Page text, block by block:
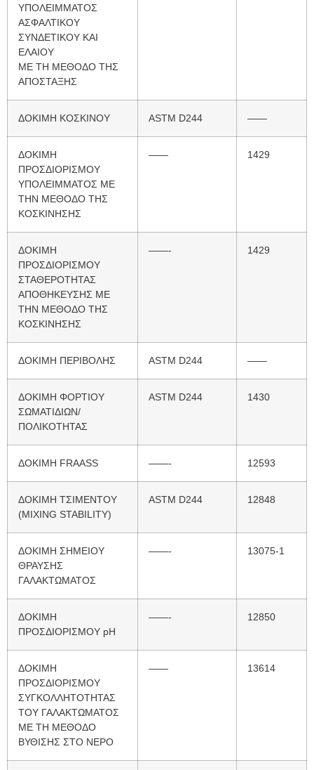
ΥΠΟΛΕΙΜΜΑΤΟΣ
ΑΣΦΑΛΤΙΚΟΥ
ΣΥΝΔΕΤΙΚΟΥ ΚΑΙ
ΕΛΑΙΟΥ
ΜΕ ΤΗ ΜΕΘΟΔΟ ΤΗΣ
ΑΠΟΣΤΑΞΗΣ
ΔΟΚΙΜΗ ΚΟΣΚΙΝΟΥ ASTM D244 ——
ΔΟΚΙΜΗ
ΠΡΟΣΔΙΟΡΙΣΜΟΥ
ΥΠΟΛΕΙΜΜΑΤΟΣ ΜΕ
ΤΗΝ ΜΕΘΟΔΟ ΤΗΣ
ΚΟΣΚΙΝΗΣΗΣ
—— 1429
ΔΟΚΙΜΗ
ΠΡΟΣΔΙΟΡΙΣΜΟΥ
ΣΤΑΘΕΡΟΤΗΤΑΣ
ΑΠΟΘΗΚΕΥΣΗΣ ΜΕ
ΤΗΝ ΜΕΘΟΔΟ ΤΗΣ
ΚΟΣΚΙΝΗΣΗΣ
——- 1429
ΔΟΚΙΜΗ ΠΕΡΙΒΟΛΗΣ ASTM D244 ——
ΔΟΚΙΜΗ ΦΟΡΤΙOY
ΣΩΜΑΤΙΔΙΩΝ/
ΠΟΛΙΚΟΤΗΤΑΣ
ASTM D244 1430
ΔΟΚΙΜΗ FRAΑSS ——- 12593
ΔΟΚΙΜΗ ΤΣΙΜΕΝΤΟΥ
(MIXING STABILITY)
ASTM D244 12848
ΔΟΚΙΜΗ ΣΗΜΕΙΟΥ
ΘΡΑΥΣΗΣ
ΓΑΛΑΚΤΩΜΑΤΟΣ
——- 13075-1
ΔΟΚΙΜΗ
ΠΡΟΣΔΙΟΡΙΣΜΟΥ pH
——- 12850
ΔΟΚΙΜΗ
ΠΡΟΣΔΙΟΡΙΣΜΟΥ
ΣΥΓΚΟΛΛΗTOTHTAΣ
ΤΟΥ ΓΑΛΑΚΤΩΜΑΤΟΣ
ΜΕ ΤΗ ΜΕΘΟΔΟ
ΒΥΘΙΣΗΣ ΣΤΟ ΝΕΡΟ
—— 13614